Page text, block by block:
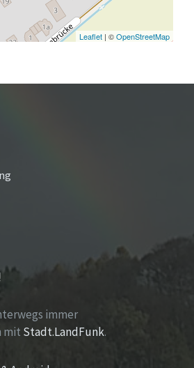
Leaflet | ©OpenStreetMap
immer
mit Stadt.LandFunk.